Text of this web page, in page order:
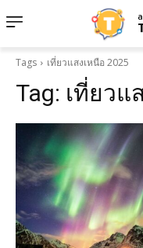
Tags เที่ยวแสงเหนือ 2025
Tag: เที่ยวแ